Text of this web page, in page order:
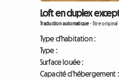
Loft en duplex
Traduction automatique-Titre original
Type d'habitation :
Type :
Surface louée :
Capacité d'hébergement :